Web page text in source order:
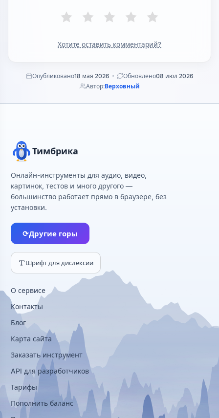
Хотите оставить комментарий?
Опубликовано18 мая 2026 Обновлено08 июл 2026
Автор:Верховный
Тимбрика
Онлайн-инструменты для аудио, видео,
картинок, тестов и много другого —
большинство работает прямо в браузере, без
установки.
⟳Другие горы
Шрифт для дислексии
О сервисе
Контакты
Блог
Карта сайта
Заказать инструмент
API для разработчиков
Тарифы
Пополнить баланс